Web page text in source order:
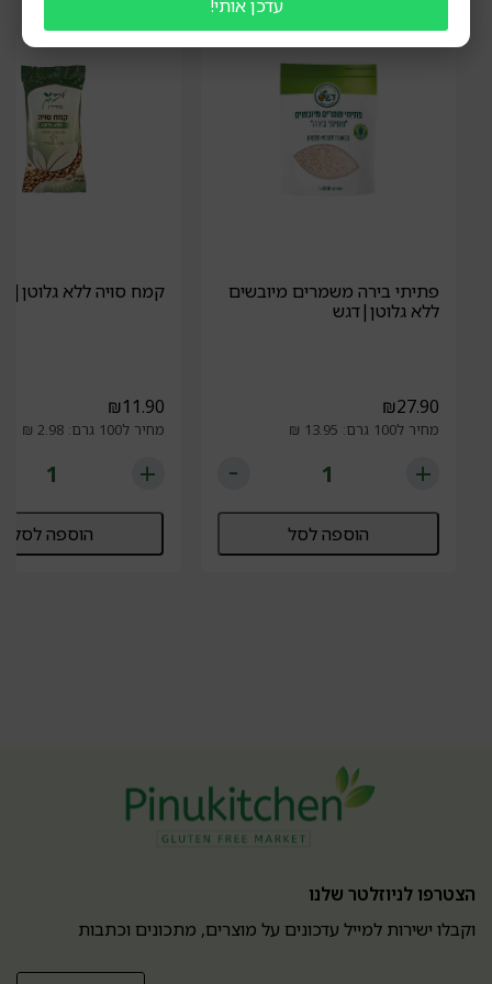
פתיתי בירה משמרים מיובשים
ללא גלוטן|דגש
₪27.90
מחיר ל100 גרם: 13.95 ₪
הוספה לסל
קמח סויה ללא
₪11.90
מחיר ל100 גרם: 2.98 ₪
הוספה לסל
הצטרפו לניוזלטר שלנו
וקבלו ישירות למייל עדכונים על מוצרים, מתכונים וכתבות
עדכן אותי!